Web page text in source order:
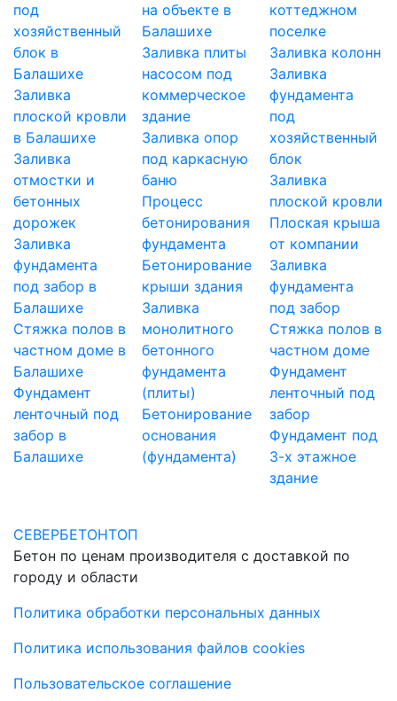
под
хозяйственный
блок в
Балашихе
Заливка
плоской кровли
в Балашихе
Заливка
отмостки и
бетонных
дорожек
Заливка
фундамента
под забор в
Балашихе
Стяжка полов в
частном доме в
Балашихе
Фундамент
ленточный под
забор в
Балашихе
на объекте в
Балашихе
Заливка плиты
насосом под
коммерческое
здание
Заливка опор
под каркасную
баню
Процесс
бетонирования
фундамента
Бетонирование
крыши здания
Заливка
монолитного
бетонного
фундамента
(плиты)
Бетонирование
основания
(фундамента)
коттеджном
поселке
Заливка колонн
Заливка
фундамента
под
хозяйственный
блок
Заливка
плоской кровли
Плоская крыша
от компании
Заливка
фундамента
под забор
Стяжка полов в
частном доме
Фундамент
ленточный под
забор
Фундамент под
3-х этажное
здание
СЕВЕРБЕТОНТОП
Бетон по ценам производителя с доставкой по
городу и области
Политика обработки персональных данных
Политика использования файлов cookies
Пользовательское соглашение